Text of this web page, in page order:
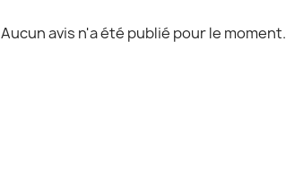
Aucun avis n'a été publié pour le moment.